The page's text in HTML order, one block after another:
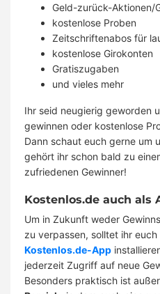
Geld-zurück-Aktionen/
kostenlose Proben
Zeitschriftenabos für
kostenlose Girokonten
Gratiszugaben
und vieles mehr
Ihr seid neugierig geworden
gewinnen oder kostenlose
Dann schaut euch gerne um
gehört ihr schon bald zu
zufriedenen Gewinner!
Kostenlos.de auch als
Um in Zukunft weder
zu verpassen, solltet ihr
Kostenlos.de-App
jederzeit Zugriff auf neue
Besonders praktisch ist